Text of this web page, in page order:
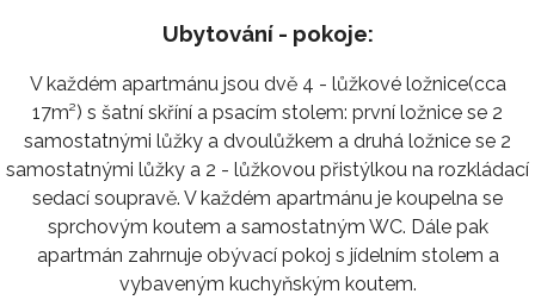
Ubytování - pokoje:
V každém apartmánu jsou dvě 4 - lůžkové ložnice(cca
17m²) s šatní skříní a psacím stolem: první ložnice se 2
samostatnými lůžky a dvoulůžkem a druhá ložnice se 2
samostatnými lůžky a 2 - lůžkovou přistýlkou na rozkládací
sedací soupravě. V každém apartmánu je koupelna se
sprchovým koutem a samostatným WC. Dále pak
apartmán zahrnuje obývací pokoj s jídelním stolem a
vybaveným kuchyňským koutem.